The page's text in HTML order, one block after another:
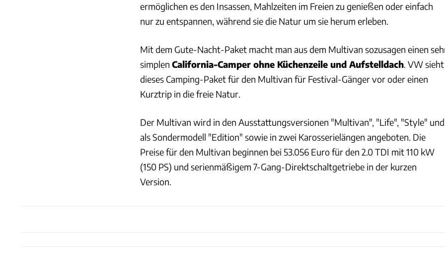
ermöglichen es den Insassen, Mahlzeiten im Freien zu genießen oder einfach
nur zu entspannen, während sie die Natur um sie herum erleben.
Mit dem Gute-Nacht-Paket macht man aus dem Multivan sozusagen einen
simplen California-Camper ohne Küchenzeile und Aufstelldach. VW sieht
dieses Camping-Paket für den Multivan für Festival-Gänger vor oder einen
Kurztrip in die freie Natur.
Der Multivan wird in den Ausstattungsversionen "Multivan", "Life", "Style" und
als Sondermodell "Edition" sowie in zwei Karosserielängen angeboten. Die
Preise für den Multivan beginnen bei 53.056 Euro für den 2.0 TDI mit 110 kW
(150 PS) und serienmäßigem 7-Gang-Direktschaltgetriebe in der kurzen
Version.